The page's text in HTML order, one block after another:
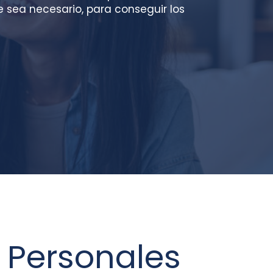
necesario, para conseguir los